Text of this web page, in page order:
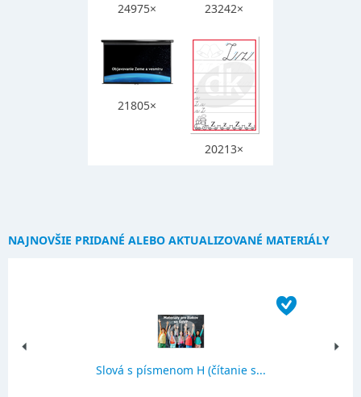
24975× 23242×
21805×
20213×
NAJNOVŠIE PRIDANÉ ALEBO AKTUALIZOVANÉ MATERIÁLY
Slová s písmenom H (čítanie s...